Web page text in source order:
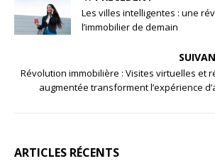
Les villes intelligentes : une
l’immobilier de demain
Révolution immobilière : Visites virtuelles et
augmentée transforment l’expérience
ARTICLES RÉCENTS